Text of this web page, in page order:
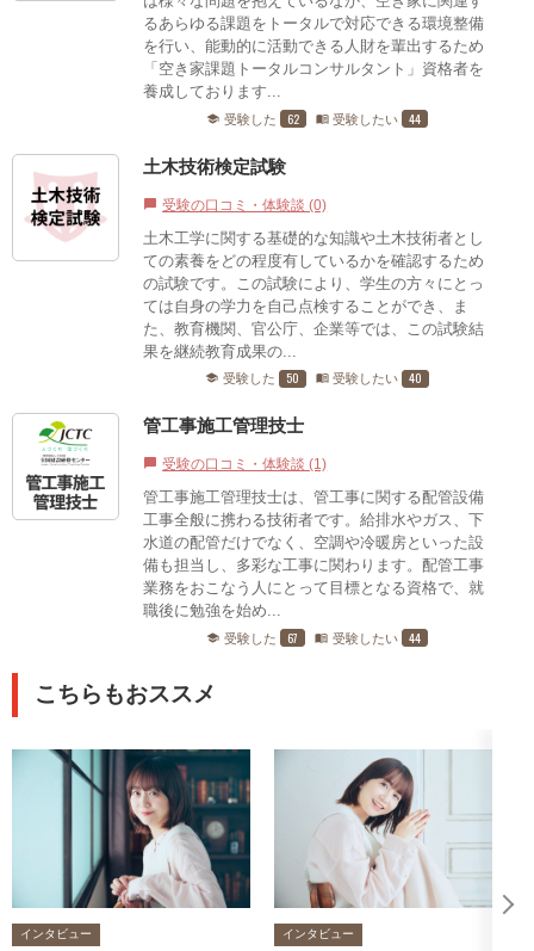
るあらゆる課題をトータルで対応できる環境整備
を行い、能動的に活動できる人財を輩出するため
「空き家課題トータルコンサルタント」資格者を
養成しております...
school 受験した 62 menu_book 受験したい 44
土木技術検定試験
chat_bubble 受験の口コミ・体験談 (0)
土木工学に関する基礎的な知識や土木技術者とし
ての素養をどの程度有しているかを確認するため
の試験です。この試験により、学生の方々にとっ
ては自身の学力を自己点検することができ、ま
た、教育機関、官公庁、企業等では、この試験結
果を継続教育成果の...
school 受験した 50 menu_book 受験したい 40
管工事施工管理技士
chat_bubble 受験の口コミ・体験談 (1)
管工事施工管理技士は、管工事に関する配管設備
工事全般に携わる技術者です。給排水やガス、下
水道の配管だけでなく、空調や冷暖房といった設
備も担当し、多彩な工事に関わります。配管工事
業務をおこなう人にとって目標となる資格で、就
職後に勉強を始め...
school 受験した 67 menu_book 受験したい 44
こちらもおススメ
インタビュー インタビュー